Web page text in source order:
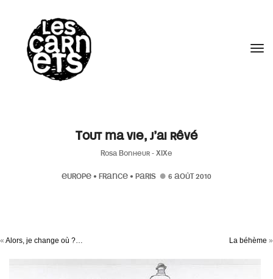
Tout ma vie, j’ai rêvé
Rosa Bonheur - XIXe
EUROPE • FRANCE • PARIS 6 AOÛT 2010
« Alors, je change où ?… La béhème »